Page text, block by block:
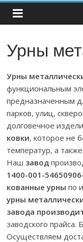
Урны
Урны
функциональным
предназначенным
парков, улиц,
долговечное
ковки, которое не
температур, а
Наш завод
1400-001-
кованные урны по
урны
завода
заводского
Осуществляем